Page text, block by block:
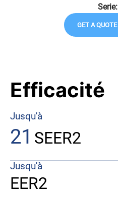
Serie:
GET A QUOTE
Efficacité
Jusqu'à
21 SEER2
Jusqu'à
EER2